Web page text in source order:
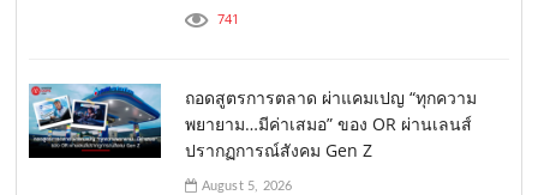
741
ถอดสูตรการตลาด ผ่าแคมเปญ “ทุกความ
พยายาม…มีค่าเสมอ” ของ OR ผ่านเลนส์
ปรากฏการณ์สังคม Gen Z
August 5, 2026